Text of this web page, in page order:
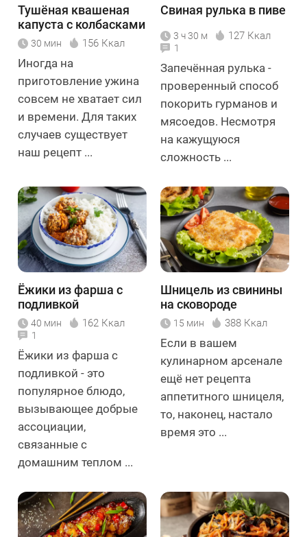
Тушёная квашеная
капуста с колбасками
30 мин 156 Ккал
Иногда на
приготовление ужина
совсем не хватает сил
и времени. Для таких
случаев существует
наш рецепт ...
Cвиная рулька в пиве
3 ч 30 м 127 Ккал
1
Запечённая рулька -
проверенный способ
покорить гурманов и
мясоедов. Несмотря
на кажущуюся
сложность ...
Ёжики из фарша с
подливкой
40 мин 162 Ккал
1
Ёжики из фарша с
подливкой - это
популярное блюдо,
вызывающее добрые
ассоциации,
связанные с
домашним теплом ...
Шницель из свинины
на сковороде
15 мин 388 Ккал
Если в вашем
кулинарном арсенале
ещё нет рецепта
аппетитного шницеля,
то, наконец, настало
время это ...